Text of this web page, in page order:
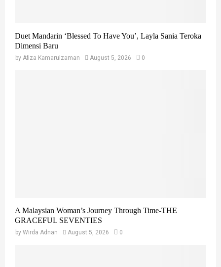
Duet Mandarin ‘Blessed To Have You’, Layla Sania Teroka
Dimensi Baru
by Afiza Kamarulzaman August 5, 2026 0
A Malaysian Woman’s Journey Through Time-THE
GRACEFUL SEVENTIES
by Wirda Adnan August 5, 2026 0